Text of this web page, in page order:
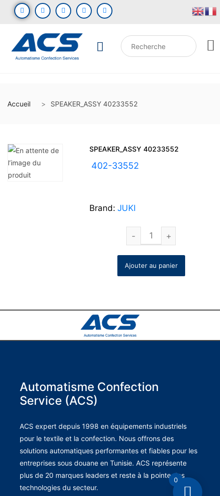
Accueil SPEAKER_ASSY 40233552
SPEAKER_ASSY 40233552
402-33552
Brand: JUKI
Ajouter au panier
Automatisme Confection
Service (ACS)
ACS expert depuis 1998 en équipements industriels
pour le textile et la confection. Nous offrons des
solutions automatiques performantes et fiables pour les
entreprises sous douane en Tunisie. ACS représente
plus de 20 marques leaders et reste à la pointe des
technologies du secteur.
0